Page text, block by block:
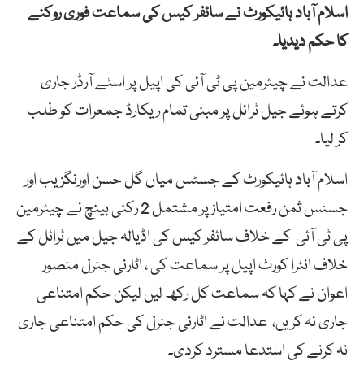
اسلام آباد ہائیکورٹ نے سائفر کیس کی سماعت فوری روکنے
کا حکم دیدیا۔
عدالت نے چیئرمین پی ٹی آئی کی اپیل پر اسٹے آرڈر جاری
کرتے ہوئے جیل ٹرائل پر مبنی تمام ریکارڈ جمعرات کو طلب
کر لیا۔
اسلام آباد ہائیکورٹ کے جسٹس میاں گل حسن اورنگزیب اور
جسٹس ثمن رفعت امتیاز پر مشتمل 2 رکنی بینچ نے چیئرمین
پی ٹی آئی کے خلاف سائفر کیس کی اڈیالہ جیل میں ٹرائل کے
خلاف انٹرا کورٹ اپیل پر سماعت کی ، اٹارنی جنرل منصور
اعوان نے کہا کہ سماعت کل رکھ لیں لیکن حکم امتناعی
جاری نہ کریں، عدالت نے اٹارنی جنرل کی حکم امتناعی جاری
نہ کرنے کی استدعا مسترد کردی۔